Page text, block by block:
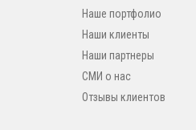
Наше портфолио
Наши клиенты
Наши партнеры
СМИ о нас
Отзывы клиентов